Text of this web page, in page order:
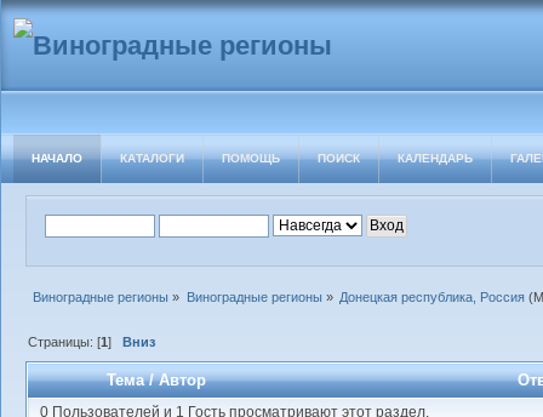
НАЧАЛО КАТАЛОГИ ПОМОЩЬ ПОИСК КАЛЕНДАРЬ
Виноградные регионы » Виноградные регионы » Донецкая республика, Россия
Страницы: [1] Вниз
Тема/Автор
0 Пользователей и 1 Гость просматривают этот раздел.